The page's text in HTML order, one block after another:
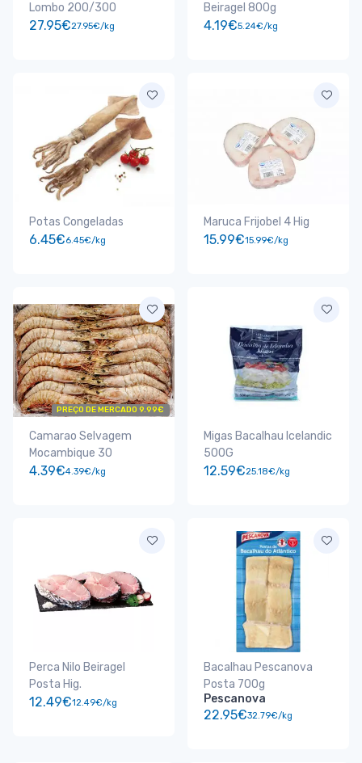
Lombo 200/300
27.95€27.95€/kg
Beiragel 800g
4.19€5.24€/kg
Potas Congeladas
6.45€6.45€/kg
Maruca Frijobel 4 Hig
15.99€15.99€/kg
PREÇO DE MERCADO 9.99€
Camarao Selvagem
Mocambique 30
4.39€4.39€/kg
Migas Bacalhau Icelandic
500G
12.59€25.18€/kg
Perca Nilo Beiragel
Posta Hig.
12.49€12.49€/kg
Bacalhau Pescanova
Posta 700g
Pescanova
22.95€32.79€/kg